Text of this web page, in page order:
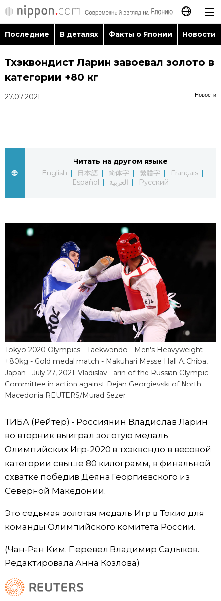
日本語
English
Español
العربية
Последние
Факты о Японии
Новости
Фото/Видео
Политика
Экономика
Культура
Жизнь
Технологии
Токио
От редакции
Популярные статьи
Японский язык
Японский калейдоскоп
Семья
official SNS
Последние В деталях Факты о Японии Новости
Тхэквондист Ларин завоевал золото в
категории +80 кг
Новости
27.07.2021
Читать на другом языке
English
日本語 简体字 繁體字
Français
Español
العربية Русский
Tokyo 2020 Olympics - Taekwondo - Men's Heavyweight
+80kg - Gold medal match - Makuhari Messe Hall A, Chiba,
Japan - July 27, 2021. Vladislav Larin of the Russian Olympic
Committee in action against Dejan Georgievski of North
Macedonia REUTERS/Murad Sezer
ТИБА (Рейтер) - Россиянин Владислав Ларин
во вторник выиграл золотую медаль
Олимпийских Игр-2020 в тхэквондо в весовой
категории свыше 80 килограмм, в финальной
схватке победив Деяна Георгиевского из
Северной Македонии.
Это седьмая золотая медаль Игр в Токио для
команды Олимпийского комитета России.
(Чан-Ран Ким. Перевел Владимир Садыков.
Редактировала Анна Козлова)